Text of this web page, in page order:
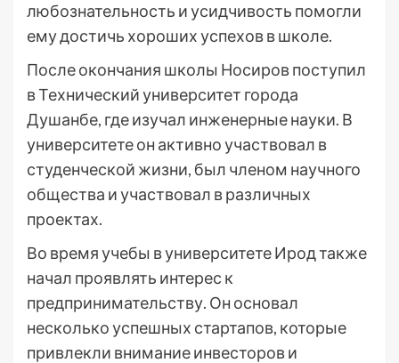
любознательность и усидчивость помогли
ему достичь хороших успехов в школе.
После окончания школы Носиров поступил
в Технический университет города
Душанбе, где изучал инженерные науки. В
университете он активно участвовал в
студенческой жизни, был членом научного
общества и участвовал в различных
проектах.
Во время учебы в университете Ирод также
начал проявлять интерес к
предпринимательству. Он основал
несколько успешных стартапов, которые
привлекли внимание инвесторов и